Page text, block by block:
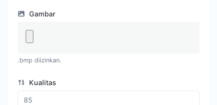
Gambar
.bmp diizinkan.
Kualitas